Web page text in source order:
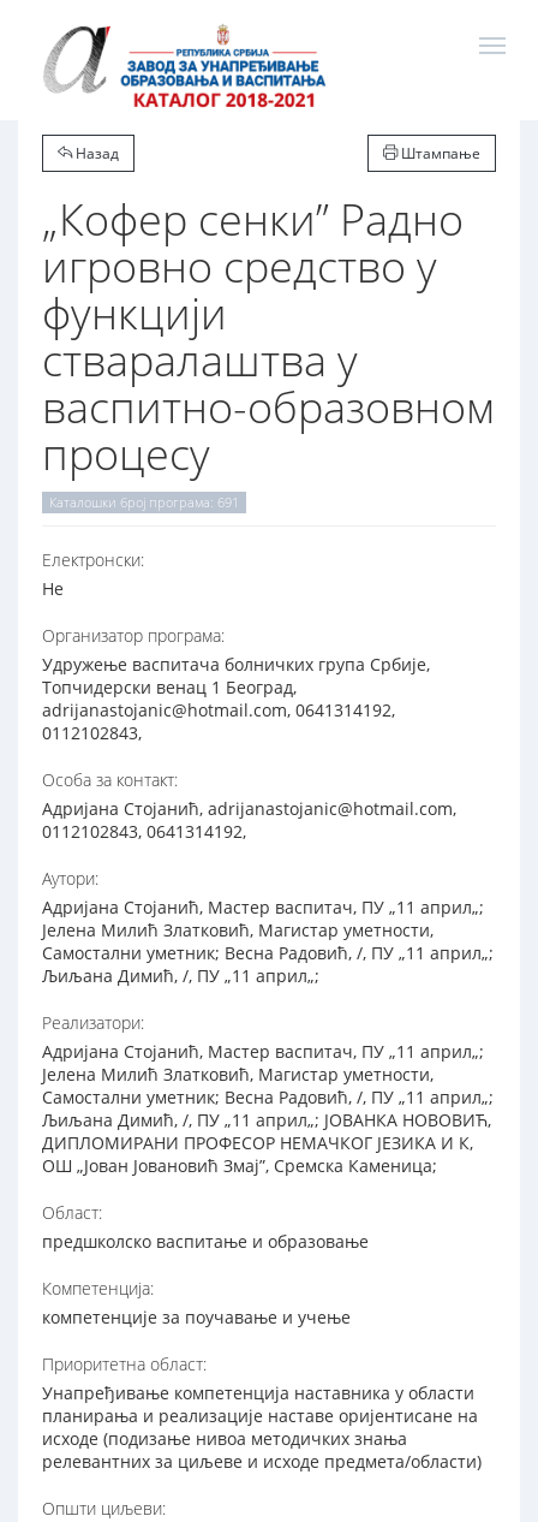
Назад Штампање
„Кофер сенки” Радно
игровно средство у
функцији
стваралаштва у
васпитно-образовном
процесу
Каталошки број програма: 691
Електронски:
Не
Организатор програма:
Удружење васпитача болничких група Србије,
Топчидерски венац 1 Београд,
adrijanastojanic@hotmail.com, 0641314192,
0112102843,
Особа за контакт:
Адријана Стојанић, adrijanastojanic@hotmail.com,
0112102843, 0641314192,
Аутори:
Адријана Стојанић, Мастер васпитач, ПУ „11 април„;
Јелена Милић Златковић, Магистар уметности,
Самостални уметник; Весна Радовић, /, ПУ „11 април„;
Љиљана Димић, /, ПУ „11 април„;
Реализатори:
Адријана Стојанић, Мастер васпитач, ПУ „11 април„;
Јелена Милић Златковић, Магистар уметности,
Самостални уметник; Весна Радовић, /, ПУ „11 април„;
Љиљана Димић, /, ПУ „11 април„; ЈОВАНКА НОВОВИЋ,
ДИПЛОМИРАНИ ПРОФЕСОР НЕМАЧКОГ ЈЕЗИКА И К,
ОШ „Јован Јовановић Змај”, Сремска Каменица;
Област:
предшколско васпитање и образовање
Компетенција:
компетенције за поучавање и учење
Приоритетна област:
Унапређивање компетенција наставника у области
планирања и реализације наставе оријентисане на
исходе (подизање нивоа методичких знања
релевантних за циљеве и исходе предмета/области)
Општи циљеви: